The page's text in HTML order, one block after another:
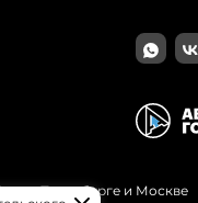
Петербурге и Москве